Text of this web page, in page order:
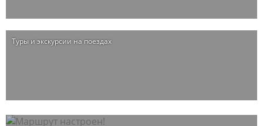
Туры и экскурсии на поездах